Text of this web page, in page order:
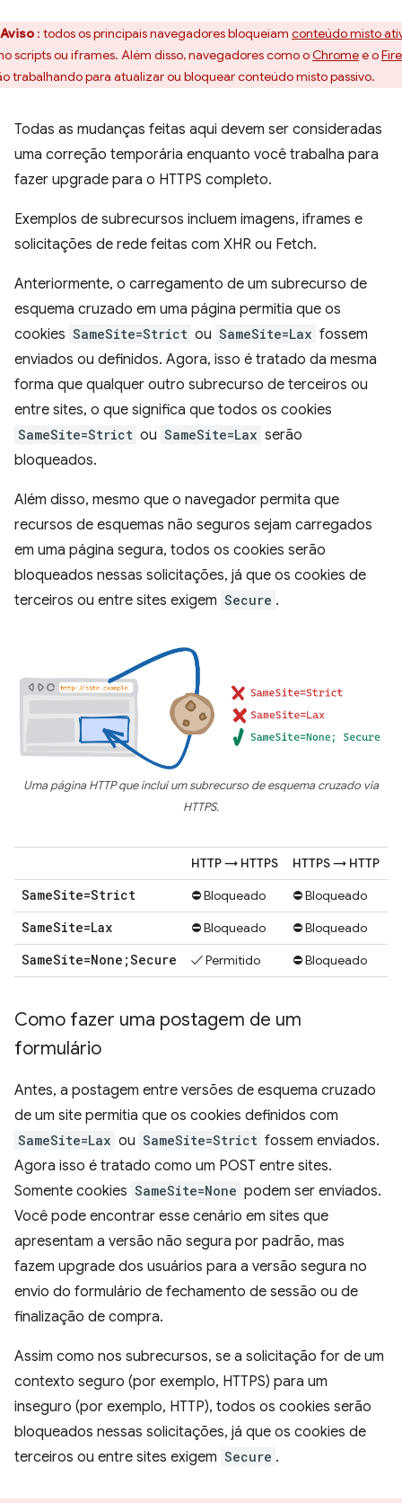
Aviso : todos os principais navegadores bloqueiam conteúdo misto
scripts ou iframes. Além disso, navegadores como oChromee o
trabalhando para atualizar ou bloquear conteúdo misto passivo.
Todas as mudanças feitas aqui devem ser consideradas
uma correção temporária enquanto você trabalha para
fazer upgrade para o HTTPS completo.
Exemplos de subrecursos incluem imagens, iframes e
solicitações de rede feitas com XHR ou Fetch.
Anteriormente, o carregamento de um subrecurso de
esquema cruzado em uma página permitia que os
cookies SameSite=Strict ou SameSite=Lax fossem
enviados ou definidos. Agora, isso é tratado da mesma
forma que qualquer outro subrecurso de terceiros ou
entre sites, o que significa que todos os cookies
SameSite=Strict ou SameSite=Lax serão
bloqueados.
Além disso, mesmo que o navegador permita que
recursos de esquemas não seguros sejam carregados
em uma página segura, todos os cookies serão
bloqueados nessas solicitações, já que os cookies de
terceiros ou entre sites exigem Secure .
Uma página HTTP que inclui um subrecurso de esquema cruzado via
HTTPS.
HTTP → HTTPS HTTPS → HTTP
SameSite=Strict ⛔ Bloqueado ⛔ Bloqueado
SameSite=Lax ⛔ Bloqueado ⛔ Bloqueado
SameSite=None;Secure ✓ Permitido ⛔ Bloqueado
Como fazer uma postagem de um
formulário
Antes, a postagem entre versões de esquema cruzado
de um site permitia que os cookies definidos com
SameSite=Lax ou SameSite=Strict fossem enviados.
Agora isso é tratado como um POST entre sites.
Somente cookies SameSite=None podem ser enviados.
Você pode encontrar esse cenário em sites que
apresentam a versão não segura por padrão, mas
fazem upgrade dos usuários para a versão segura no
envio do formulário de fechamento de sessão ou de
finalização de compra.
Assim como nos subrecursos, se a solicitação for de um
contexto seguro (por exemplo, HTTPS) para um
inseguro (por exemplo, HTTP), todos os cookies serão
bloqueados nessas solicitações, já que os cookies de
terceiros ou entre sites exigem Secure .